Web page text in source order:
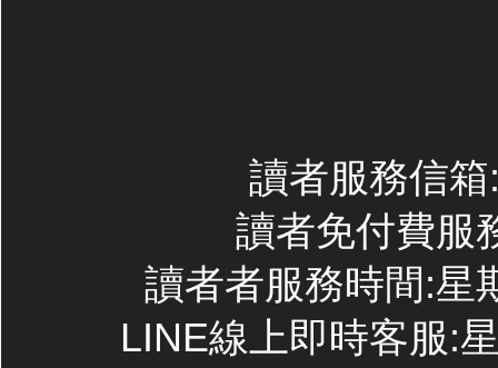
讀者服務信
讀者免付費服
讀者者服務時間:星
LINE線上即時客服: